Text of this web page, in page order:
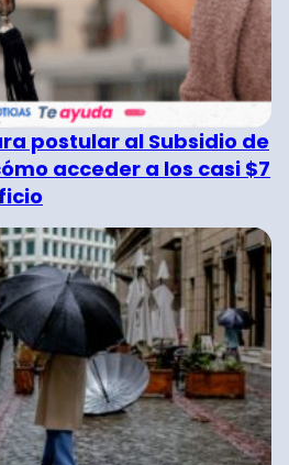
postular al Subsidio de
acceder a los casi $7